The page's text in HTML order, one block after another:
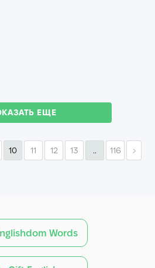
ЕЩЕ
10 11 12 13 .. 116
Words